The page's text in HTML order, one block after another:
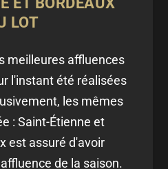
LOT
meilleures affluences
l'instant été réalisées
les mêmes
: Saint-Étienne et
est assuré d'avoir
de la saison.